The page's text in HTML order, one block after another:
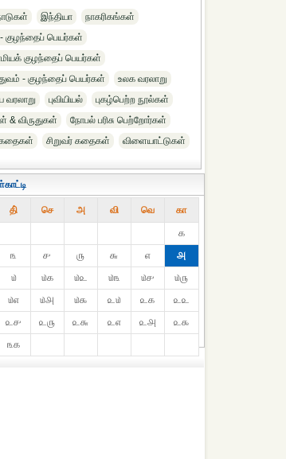
இந்தியா
நாகரிகங்கள்
குழந்தைப் பெயர்கள்
குழந்தைப் பெயர்கள்
- குழந்தைப் பெயர்கள்
உலக வரலாறு
வரலாறு
புவியியல்
புகழ்பெற்ற நூல்கள்
& விருதுகள்
நோபல் பரிசு‎ பெற்றோர்‎கள்
கதைகள்
சிறுவர் கதைகள் விளையாட்டுகள்
தி் செ அ வி வெ கா
௧
௩ ௪ ௫ ௬ ௭
௮
௰ ௰௧ ௰௨ ௰௩ ௰௪
௰௫
௰௭ ௰௮ ௰௯ ௨௰ ௨௧
௨௨
௨௪ ௨௫ ௨௬ ௨௭ ௨௮
௨௯
௩௧